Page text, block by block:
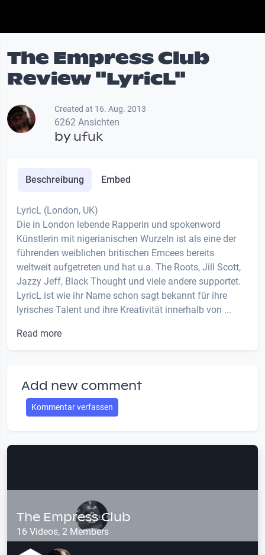
The Empress Club
Review "LyricL"
Created at 16. Aug. 2013
6262 Ansichten
byufuk
Beschreibung Embed
LyricL (London, UK)
Die in London lebende Rapperin und spokenword
Künstlerin mit nigerianischen Wurzeln ist als eine der
führenden weiblichen britischen Emcees bereits
weltweit aufgetreten und hat u.a. The Roots, Jill Scott,
Jazzy Jeff, Black Thought und viele andere supportet.
LyricL ist wie ihr Name schon sagt bekannt für ihre
lyrisches Talent und ihre Kreativität innerhalb von ...
Read more
Add new comment
Kommentar verfassen
The Empress Club
16 Videos, 2 Members